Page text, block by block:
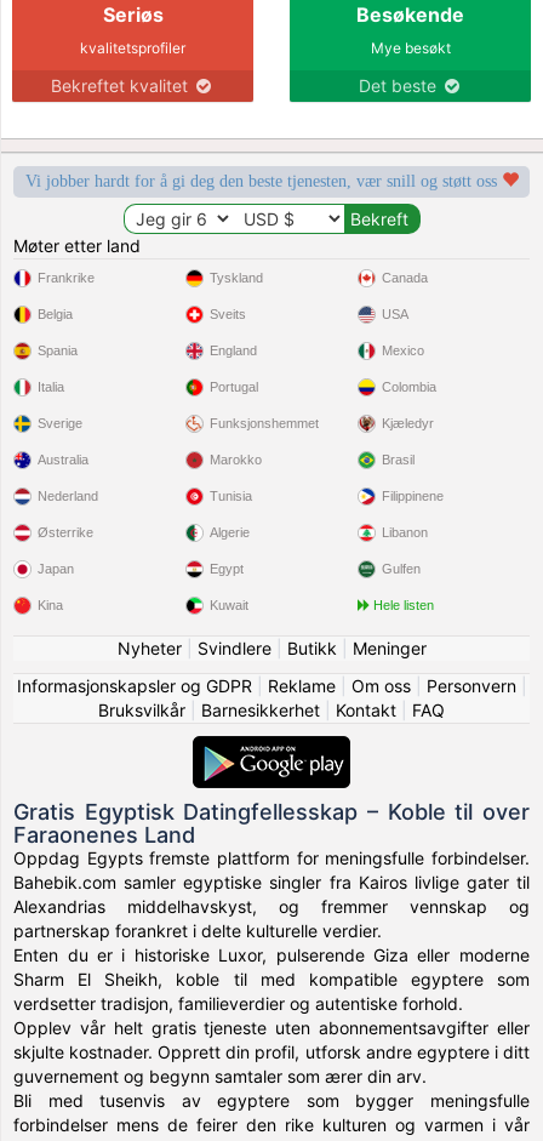
Seriøs
kvalitetsprofiler
Bekreftet kvalitet
Besøkende
Mye besøkt
Det beste
Vi jobber hardt for å gi deg den beste tjenesten, vær snill og støtt oss
Møter etter land
Frankrike
Belgia
Spania
Italia
Sverige
Tyskland
Sveits
England
Portugal
Funksjonshemmet
Canada
USA
Mexico
Colombia
Kjæledyr
Australia
Nederland
Østerrike
Japan
Kina
Marokko
Tunisia
Algerie
Egypt
Kuwait
Brasil
Filippinene
Libanon
Gulfen
Hele listen
Nyheter| Svindlere| Butikk
Meninger
Informasjonskapsler og GDPR
Reklame| Om oss| Personvern|
Bruksvilkår
Barnesikkerhet Kontakt FAQ
Gratis Egyptisk Datingfellesskap – Koble til over
Faraonenes Land
Oppdag Egypts fremste plattform for meningsfulle forbindelser.
Bahebik.com samler egyptiske singler fra Kairos livlige gater til
Alexandrias middelhavskyst, og fremmer vennskap og
partnerskap forankret i delte kulturelle verdier.
Enten du er i historiske Luxor, pulserende Giza eller moderne
Sharm El Sheikh, koble til med kompatible egyptere som
verdsetter tradisjon, familieverdier og autentiske forhold.
Opplev vår helt gratis tjeneste uten abonnementsavgifter eller
skjulte kostnader. Opprett din profil, utforsk andre egyptere i ditt
guvernement og begynn samtaler som ærer din arv.
Bli med tusenvis av egyptere som bygger meningsfulle
forbindelser mens de feirer den rike kulturen og varmen i vår